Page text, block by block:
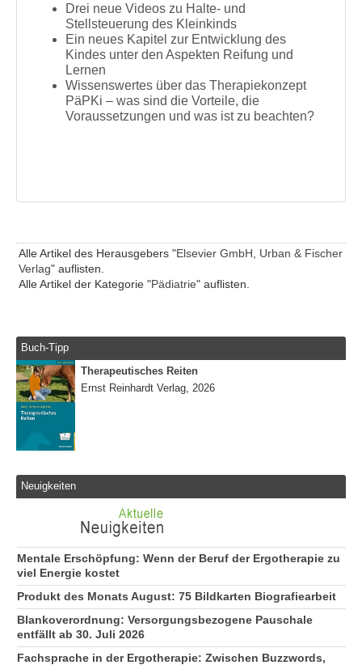
Drei neue Videos zu Halte- und
Stellsteuerung des Kleinkinds
Ein neues Kapitel zur Entwicklung des
Kindes unter den Aspekten Reifung und
Lernen
Wissenswertes über das Therapiekonzept
PäPKi – was sind die Vorteile, die
Voraussetzungen und was ist zu beachten?
Alle Artikel des Herausgebers "Elsevier GmbH, Urban & Fischer
Verlag" auflisten.
Alle Artikel der Kategorie "Pädiatrie" auflisten.
Buch-Tipp
Therapeutisches Reiten
Ernst Reinhardt Verlag, 2026
Neuigkeiten
Mentale Erschöpfung: Wenn der Beruf der Ergotherapie zu
viel Energie kostet
Produkt des Monats August: 75 Bildkarten Biografiearbeit
Blankoverordnung: Versorgungsbezogene Pauschale
entfällt ab 30. Juli 2026
Fachsprache in der Ergotherapie: Zwischen Buzzwords,